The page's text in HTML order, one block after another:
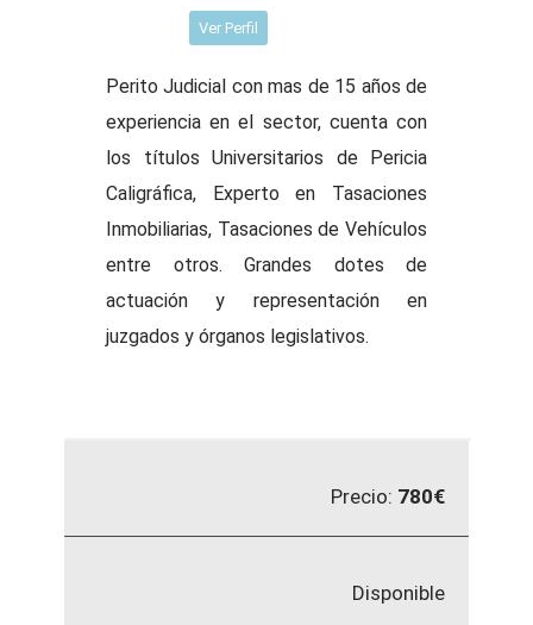
Ver Perfil
Perito Judicial con mas de 15 años de
experiencia en el sector, cuenta con
los títulos Universitarios de Pericia
Caligráfica, Experto en Tasaciones
Inmobiliarias, Tasaciones de Vehículos
entre otros. Grandes dotes de
actuación y representación en
juzgados y órganos legislativos.
Precio: 780€
Disponible